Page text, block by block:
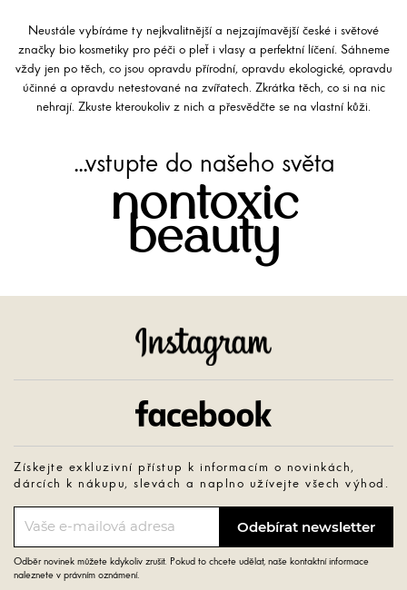
Neustále vybíráme ty nejkvalitnější a nejzajímavější české i světové
značky bio kosmetiky pro péči o pleť i vlasy a perfektní líčení. Sáhneme
vždy jen po těch, co jsou opravdu přírodní, opravdu ekologické, opravdu
účinné a opravdu netestované na zvířatech. Zkrátka těch, co si na nic
nehrají. Zkuste kteroukoliv z nich a přesvědčte se na vlastní kůži.
...vstupte do našeho světa
nontoxic
beauty
Získejte exkluzivní přístup k informacím o novinkách,
dárcích k nákupu, slevách a naplno užívejte všech výhod.
Odběr novinek můžete kdykoliv zrušit. Pokud to chcete udělat, naše kontaktní informace
naleznete v právním oznámení.